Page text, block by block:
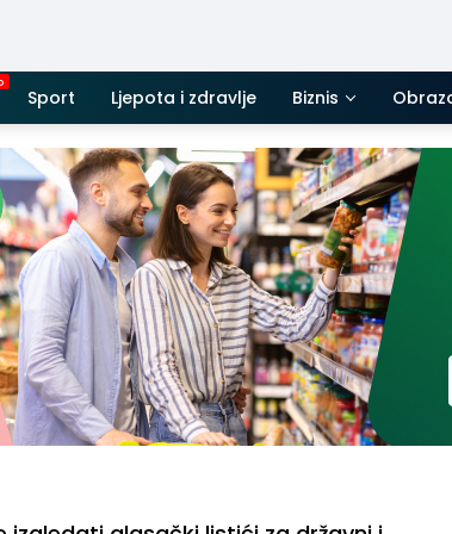
Sport Ljepota i zdravlje Biznis